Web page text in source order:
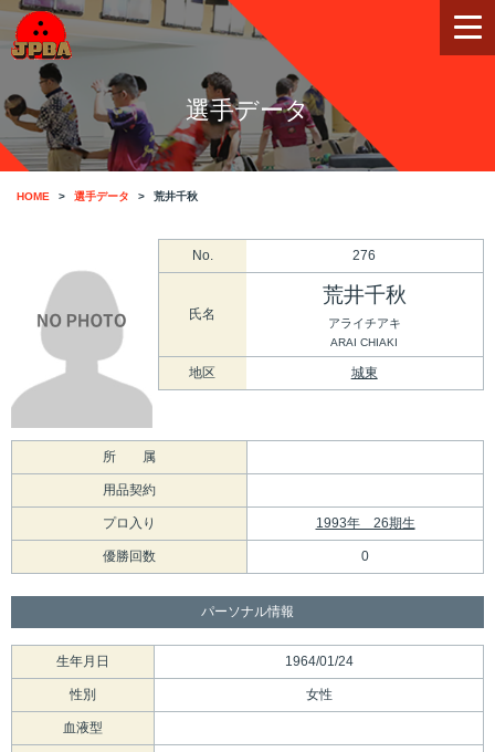
選手データ
HOME 選手データ 荒井千秋
No. 276
氏名
荒井千秋
アライチアキ
ARAI CHIAKI
地区 城東
所 属
用品契約
プロ入り 1993年 26期生
優勝回数 0
パーソナル情報
生年月日 1964/01/24
性別 女性
血液型